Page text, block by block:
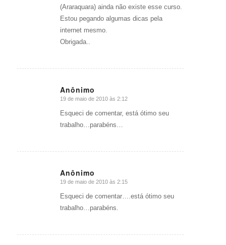
(Araraquara) ainda não existe esse curso.
Estou pegando algumas dicas pela
internet mesmo.
Obrigada..
Anônimo
diz:
19 de maio de 2010 às 2:12
Esqueci de comentar, está ótimo seu
trabalho…parabéns…
Anônimo
diz:
19 de maio de 2010 às 2:15
Esqueci de comentar….está ótimo seu
trabalho…parabéns.